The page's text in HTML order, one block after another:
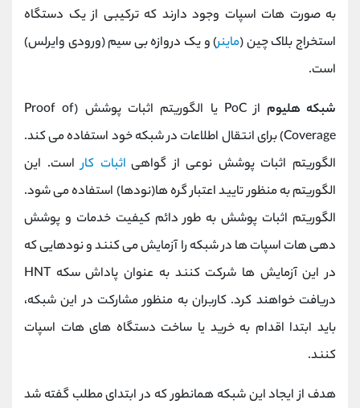
به صورت هات اسپات وجود دارند که ترکیبی از یک دستگاه
استخراج بلاک چین (ماینر) و یک دروازه بی سیم (ورودی وایرلس)
است.
شبکه هلیوم
از PoC یا الگوریتم اثبات پوشش (Proof of
Coverage) برای انتقال اطلاعات در شبکه خود استفاده می کند.
الگوریتم اثبات پوشش نوعی از گواهی اثبات کاراست. این
الگوریتم به منظور تایید اعتبار گره ها(نودها) است‍فاده می‌ شود.
الگوریتم اثبات پوشش به طور دائم کیفیت خدمات و پوشش
‌دهی هات اسپات‌ ها در شبکه را آزمایش می کنند و نودهایی که
در این آزمایش ها شرکت کنند به‌ عنوان پاداش سکه HNT
دریافت خواهند کرد. کاربران به منظور مشارکت در این شبکه،
باید ابتدا اقدام به خرید یا ساخت دستگاه‌ های هات اسپات
کنند.
هدف از ایجاد این شبکه همانطور که در ابتدای مطلب گفته شد